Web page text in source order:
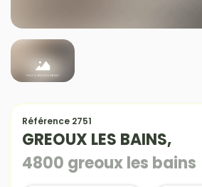
Référence 2751
GREOUX LES BAINS,
4800 greoux les bains